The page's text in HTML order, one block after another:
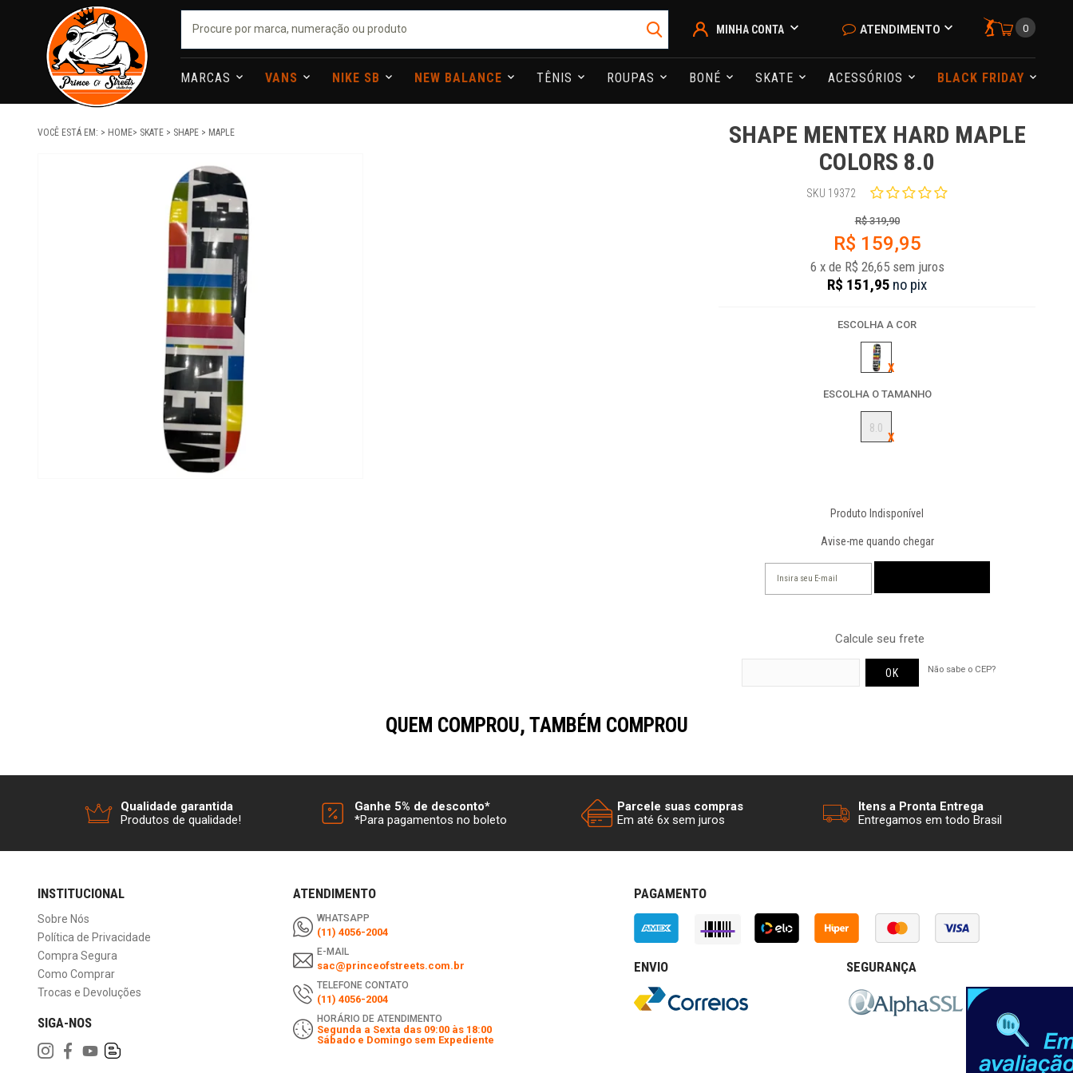
MINHA CONTA ATENDIMENTO 0
MARCAS VANS NIKE SB NEW BALANCE TÊNIS ROUPAS BONÉ SKATE ACESSÓRIOS BLACK FRIDAY
VOCÊ ESTÁ EM: HOME SKATE SHAPE MAPLE
SHAPE MENTEX HARD MAPLE
COLORS 8.0
SKU 19372
R$ 319,90
R$ 159,95
6 x de R$ 26,65 sem juros
R$ 151,95 no pix
ESCOLHA A COR
ESCOLHA O TAMANHO
8.0
Produto Indisponível
Avise-me quando chegar
Calcule seu frete
Não sabe o CEP?
QUEM COMPROU, TAMBÉM COMPROU
Qualidade garantida
Produtos de qualidade!
Ganhe 5% de desconto*
*Para pagamentos no boleto
Parcele suas compras
Em até 6x sem juros
Itens a Pronta Entrega
Entregamos em todo Brasil
INSTITUCIONAL
Sobre Nós
Política de Privacidade
Compra Segura
Como Comprar
Trocas e Devoluções
SIGA-NOS
ATENDIMENTO
WHATSAPP
(11) 4056-2004
E-MAIL
sac@princeofstreets.com.br
TELEFONE CONTATO
(11) 4056-2004
HORÁRIO DE ATENDIMENTO
Segunda a Sexta das 09:00 às 18:00
Sábado e Domingo sem Expediente
PAGAMENTO
ENVIO SEGURANÇA